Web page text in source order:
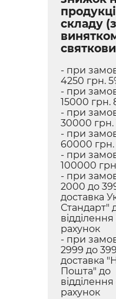
складу
- при
4250 грн.
- при
15000 грн.
- при
30000 грн.
- при
60000 грн.
- при
100000
- при
2000 до
доставка
Стандарт"
рахунок
- при
2999 до
доставка
Пошта" до
рахунок